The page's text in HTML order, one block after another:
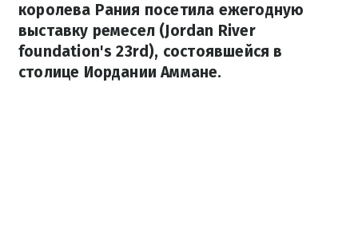
королева Рания посетила ежегодную
выставку ремесел (Jordan River
foundation's 23rd), состоявшейся в
столице Иордании Аммане.